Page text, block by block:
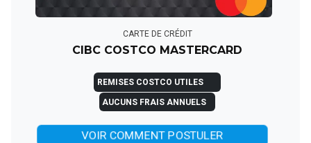
CARTE DE CRÉDIT
CIBC COSTCO MASTERCARD
REMISES COSTCO UTILES
AUCUNS FRAIS ANNUELS
VOIR COMMENT POSTULER